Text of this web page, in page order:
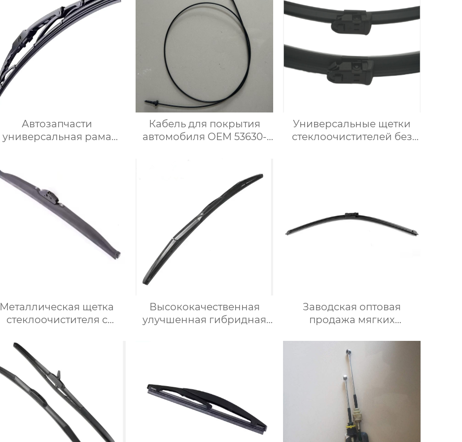
Автозапчасти
универсальная рама
различных размеров
Кабель для покрытия
автомобиля OEM 53630-
автомобиля
Универсальные щетки
стеклоочистителей без
Металлическая щетка
стеклоочистителя с
холодной погоды
Высококачественная
улучшенная гибридная
Заводская оптовая
продажа мягких
автомобильных
стеклоочистителей для
стеклоочистителей от
дождя на ветровом стекле